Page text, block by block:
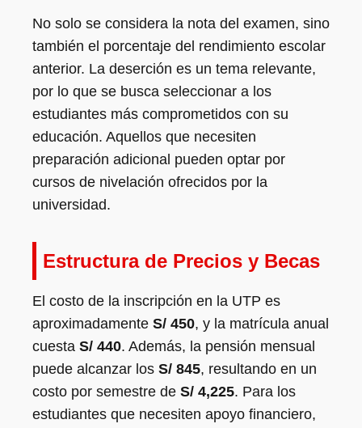
No solo se considera la nota del examen, sino
también el porcentaje del rendimiento escolar
anterior. La deserción es un tema relevante,
por lo que se busca seleccionar a los
estudiantes más comprometidos con su
educación. Aquellos que necesiten
preparación adicional pueden optar por
cursos de nivelación ofrecidos por la
universidad.
Estructura de Precios y Becas
El costo de la inscripción en la UTP es
aproximadamente S/ 450, y la matrícula anual
cuesta S/ 440. Además, la pensión mensual
puede alcanzar los S/ 845, resultando en un
costo por semestre de S/ 4,225. Para los
estudiantes que necesiten apoyo financiero,